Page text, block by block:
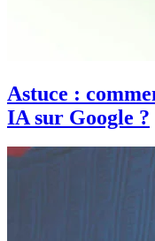
Astuce :
IA sur Google ?